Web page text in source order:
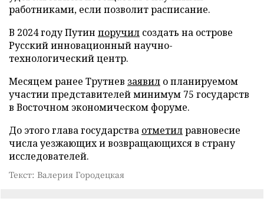
работниками, если позволит расписание.
В 2024 году Путин поручил создать на острове
Русский инновационный научно-
технологический центр.
Месяцем ранее Трутнев заявил о планируемом
участии представителей минимум 75 государств
в Восточном экономическом форуме.
До этого глава государства отметилравновесие
числа уезжающих и возвращающихся в страну
исследователей.
Текст: Валерия Городецкая